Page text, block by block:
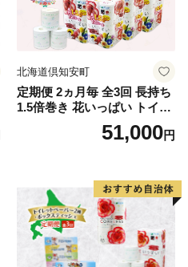
北海道倶知安町
定期便 2ヵ月毎 全3回 長持ち
1.5倍巻き 花いっぱい トイレ
ットペーパー ダブル 45ｍ 計
72ロール 全18種 花柄 プリン
ー 消耗品 備蓄 送料無料 北海
道 倶知安町 日用品
51,000円